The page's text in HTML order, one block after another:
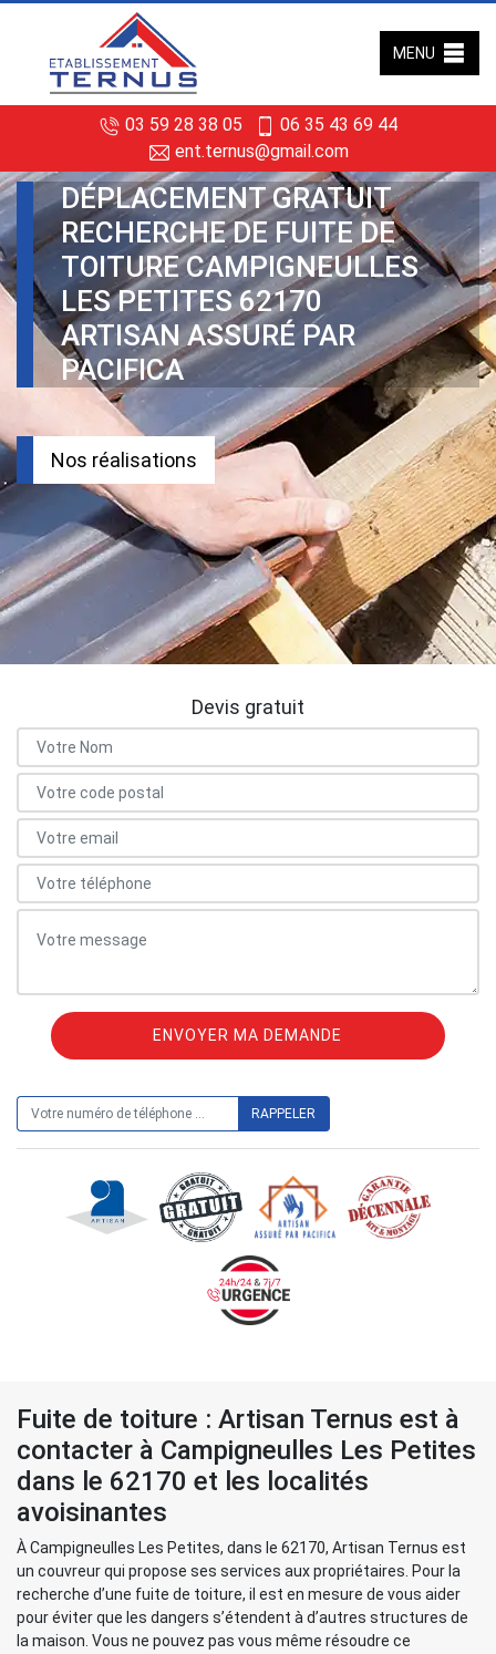
03 59 28 38 05
06 35 43 69 44
ent.ternus@gmail.com
MENU
DÉPLACEMENT GRATUIT
RECHERCHE DE FUITE DE
TOITURE CAMPIGNEULLES
LES PETITES 62170
ARTISAN ASSURÉ PAR
PACIFICA
Nos réalisations
Devis gratuit
Fuite de toiture : Artisan Ternus est à
contacter à Campigneulles Les Petites
dans le 62170 et les localités
avoisinantes
À Campigneulles Les Petites, dans le 62170, Artisan Ternus est
un couvreur qui propose ses services aux propriétaires. Pour la
recherche d’une fuite de toiture, il est en mesure de vous aider
pour éviter que les dangers s’étendent à d’autres structures de
la maison. Vous ne pouvez pas vous même résoudre ce